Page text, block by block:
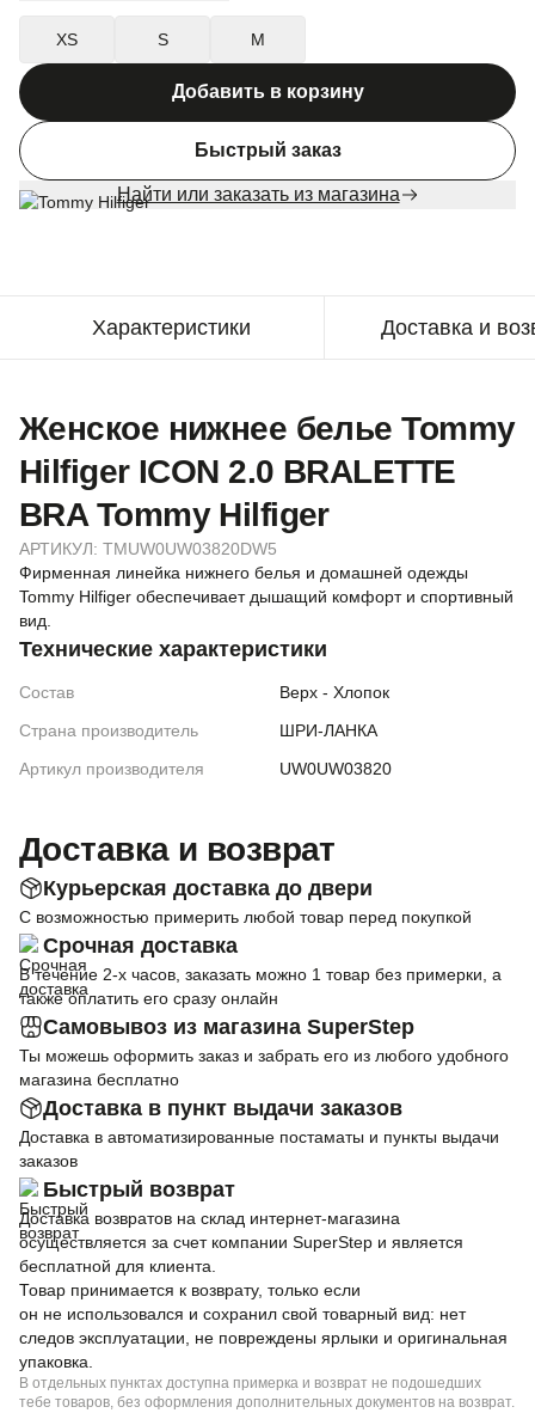
XS S M
Добавить в корзину
Быстрый заказ
Найти или заказать из магазина
Характеристики Доставка и
Женское нижнее белье Tommy
Hilfiger ICON 2.0 BRALETTE
BRA Tommy Hilfiger
АРТИКУЛ: TMUW0UW03820DW5
Фирменная линейка нижнего белья и домашней одежды
Tommy Hilfiger обеспечивает дышащий комфорт и спортивный
вид.
Технические характеристики
Состав
Верх - Хлопок
Страна производитель
ШРИ-ЛАНКА
Артикул производителя
UW0UW03820
Доставка и возврат
Курьерская доставка до двери
С возможностью примерить любой товар перед покупкой
Срочная доставка
В течение 2-х часов, заказать можно 1 товар без примерки, а
также оплатить его сразу онлайн
Самовывоз из магазина SuperStep
Ты можешь оформить заказ и забрать его из любого удобного
магазина бесплатно
Доставка в пункт выдачи заказов
Доставка в автоматизированные постаматы и пункты выдачи
заказов
Быстрый возврат
Доставка возвратов на склад интернет-магазина
осуществляется за счет компании SuperStep и является
бесплатной для клиента.
Товар принимается к возврату, только если
он не использовался и сохранил свой товарный вид: нет
следов эксплуатации, не повреждены ярлыки и оригинальная
упаковка.
В отдельных пунктах доступна примерка и возврат не подошедших
тебе товаров, без оформления дополнительных документов на возврат.